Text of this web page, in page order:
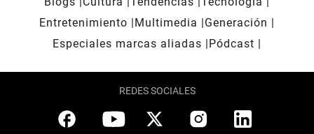
Entretenimiento
Multimedia
Generación
Especiales marcas aliadas
Pódcast
REDES SOCIALES